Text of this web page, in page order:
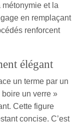
et la
en remplaçant
renforcent
élégant
un terme par un
un verre »
Cette figure
concise. C’est